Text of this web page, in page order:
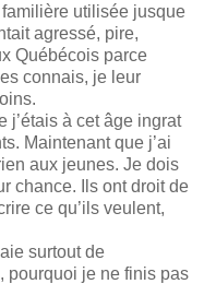
utilisée jusque
agressé, pire,
Québécois parce
connais, je leur
j’étais à cet âge ingrat
Maintenant que j’ai
aux jeunes. Je dois
chance. Ils ont droit de
ce qu’ils veulent,
surtout de
pourquoi je ne finis pas